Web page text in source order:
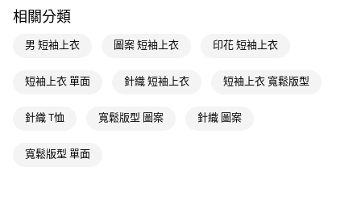
付款後全家取貨
每筆NT$80，滿NT$1,500(含以上)免運費
付款後萊爾富取貨
7-11取貨付款
相關分類
男 短袖上衣 圖案 短袖上衣 印花 短袖上衣
短袖上衣 單面 針織 短袖上衣 短袖上衣 寬鬆版型
針織 T恤 寬鬆版型 圖案 針織 圖案
寬鬆版型 單面